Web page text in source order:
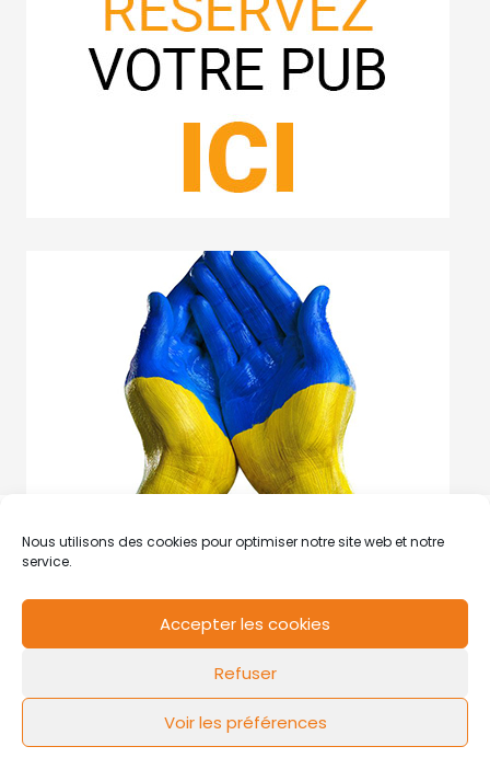
Nous utilisons des cookies pour optimiser notre site web et notre
service.
Accepter les cookies
Refuser
Voir les préférences
Mentions légales Politique de cookies
FLOW44